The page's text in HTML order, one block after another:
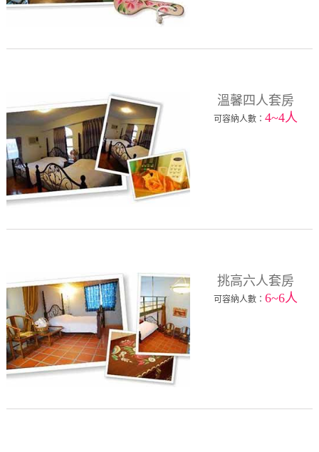
溫馨四人套房
可容納人數：4~4人
挑高六人套房
可容納人數：6~6人